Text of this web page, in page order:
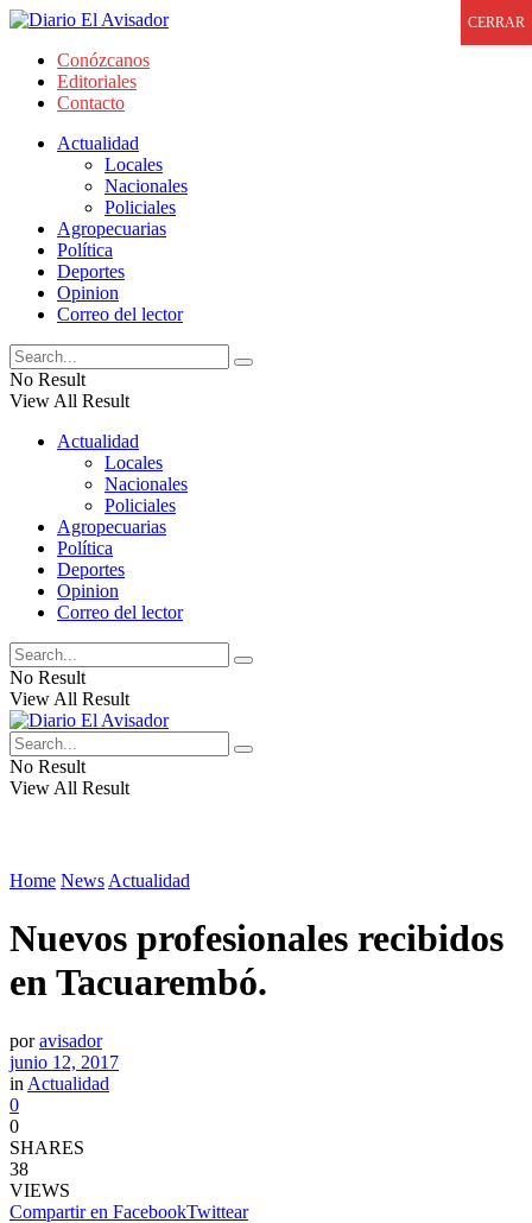
Conózcanos
Editoriales
Contacto
Actualidad
Locales
Nacionales
Policiales
Agropecuarias
Política
Deportes
Opinion
Correo del lector
No Result
View All Result
Actualidad
Locales
Nacionales
Policiales
Agropecuarias
Política
Deportes
Opinion
Correo del lector
No Result
View All Result
No Result
View All Result
Home News Actualidad
Nuevos profesionales recibidos
en Tacuarembó.
por avisador
junio 12, 2017
in Actualidad
0
0
SHARES
38
VIEWS
Compartir en FacebookTwittear
CERRAR